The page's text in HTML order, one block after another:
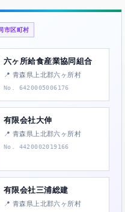
市区町村
六ヶ所給食産業協同組合
📍 青森県上北郡六ヶ所村
No. 6420005006176
有限会社大伸
📍 青森県上北郡六ヶ所村
No. 4420002019166
有限会社三浦総建
📍 青森県上北郡六ヶ所村